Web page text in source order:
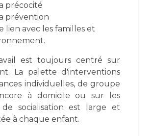
précocité
prévention
est toujours centré sur
La palette d'interventions
individuelles, de groupe
à domicile ou sur les
de socialisation est large et
à chaque enfant.